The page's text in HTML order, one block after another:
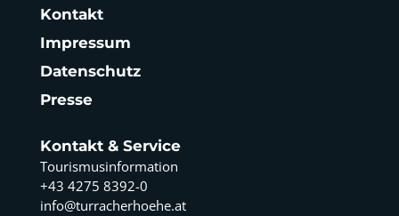
Kontakt
Impressum
Datenschutz
Presse
Kontakt & Service
Tourismusinformation
+43 4275 8392-0
info@turracherhoehe.at